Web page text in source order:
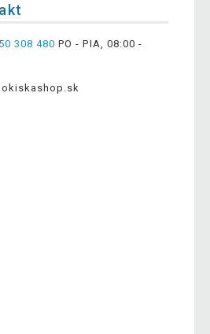
308 480 PO - PIA, 08:00 -